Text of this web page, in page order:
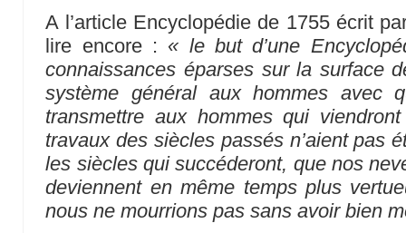
A l’article Encyclopédie de 1755 écrit
lire encore : « le but d’une
connaissances éparses sur la surface
système général aux hommes avec
transmettre aux hommes qui
travaux des siècles passés n’aient pas
les siècles qui succéderont, que nos
deviennent en même temps plus
nous ne mourrions pas sans avoir bien